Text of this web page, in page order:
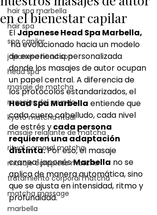
hair spa marbella
hair spa
spa capilar
japanese head spa
head spa
masaje de matcha
masajes del mundo
kyoto matcha ritual
masaje relajante de matcha
ritual corporal matcha
masaje completo matcha
tratamiento corporal matcha
matcha massage
marbella
en el bienestar capilar
El Japanese Head Spa Marbella,
ha evolucionado hacia un modelo
de experiencia personalizada
donde los masajes de autor ocupan
un papel central. A diferencia de
los protocolos estandarizados, el
Head Spa Marbella entiende que
cada cuero cabelludo, cada nivel
de estrés y cada persona
requieren una adaptación
distinta. Por eso, el masaje
craneal japonés Marbella no se
aplica de manera automática, sino
que se ajusta en intensidad, ritmo y
profundidad.